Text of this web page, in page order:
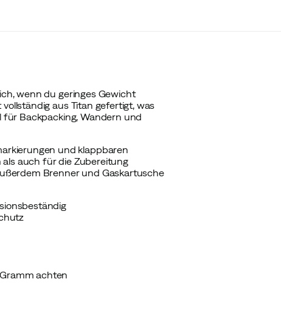
wenn du geringes Gewicht
aus Titan gefertigt, was
Backpacking, Wandern und
und klappbaren
auch für die Zubereitung
Brenner und Gaskartusche
achten